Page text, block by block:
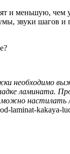
и меньшую, чем
звуки шагов и
необходимо
ламината.
можно настилать
laminat-kakaya-